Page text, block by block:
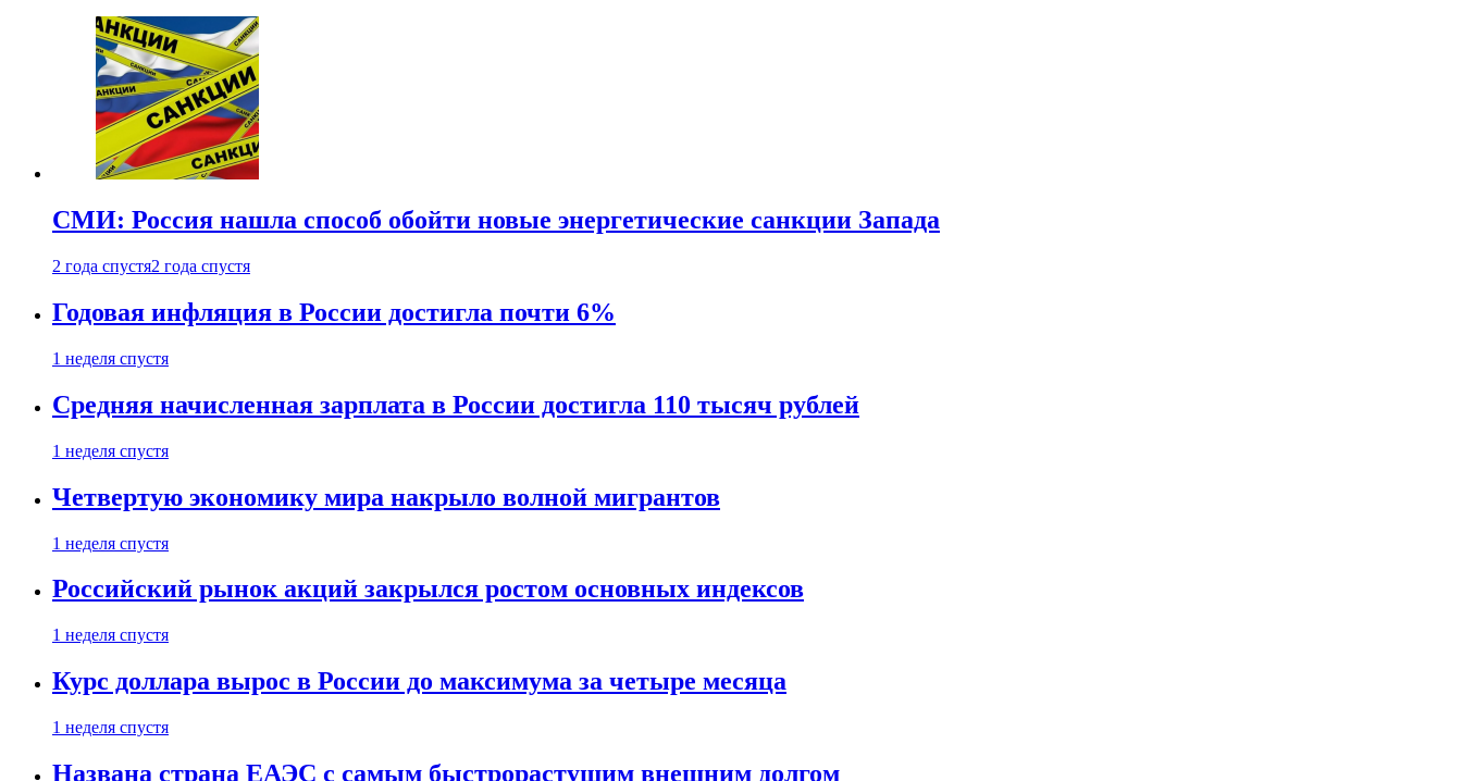
СМИ: Россия нашла способ обойти новые энергетические санкции Запада
2 года спустя2 года спустя
Годовая инфляция в России достигла почти 6%
1 неделя спустя
Средняя начисленная зарплата в России достигла 110 тысяч рублей
1 неделя спустя
Четвертую экономику мира накрыло волной мигрантов
1 неделя спустя
Российский рынок акций закрылся ростом основных индексов
1 неделя спустя
Курс доллара вырос в России до максимума за четыре месяца
1 неделя спустя
Названа страна ЕАЭС с самым быстрорастущим внешним долгом